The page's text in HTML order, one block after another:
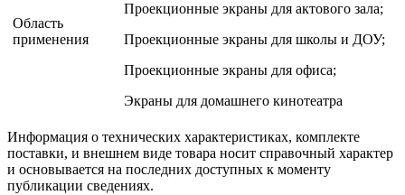
Область
применения
Проекционные экраны для актового зала;
Проекционные экраны для школы и ДОУ;
Проекционные экраны для офиса;
Экраны для домашнего кинотеатра
Информация о технических характеристиках, комплекте
поставки, и внешнем виде товара носит справочный характер
и основывается на последних доступных к моменту
публикации сведениях.